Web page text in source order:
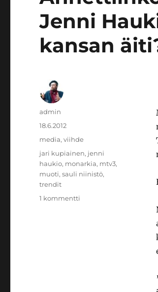
Jenni
kansan
Kirjoittaja
admin
Julkaistu
18.6.2012
Kategoriat
media,viihde
Avainsanat
jari kupiainen, jenni
haukio, monarkia, mtv3,
muoti,sauli niinistö,
trendit
1 kommentti